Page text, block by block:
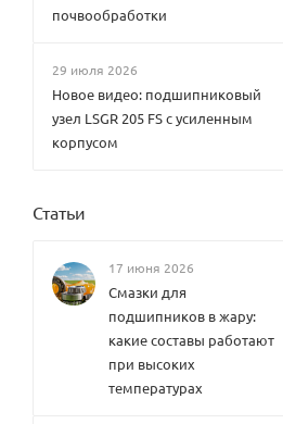
почвообработки
29 июля 2026
Новое видео: подшипниковый
узел LSGR 205 FS с усиленным
корпусом
Статьи
17 июня 2026
Смазки для
подшипников в жару:
какие составы работают
при высоких
температурах